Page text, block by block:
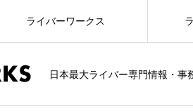
日本最大ライバー専門情報・事
ライバーワークス